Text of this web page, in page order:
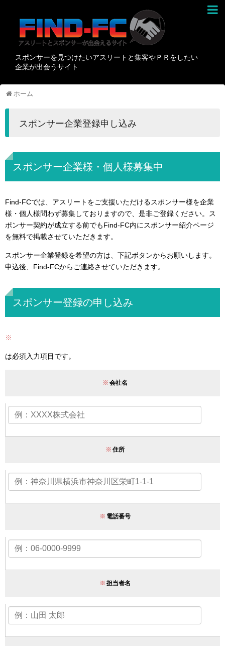
スポンサーを見つけたいアスリートと集客やＰＲをしたい
企業が出会うサイト
ホーム
スポンサー企業登録申し込み
スポンサー企業様・個人様募集中
Find-FCでは、アスリートをご支援いただけるスポンサー様を企業
様・個人様問わず募集しておりますので、是非ご登録ください。ス
ポンサー契約が成立する前でもFind-FC内にスポンサー紹介ページ
を無料で掲載させていただきます。
スポンサー企業登録を希望の方は、下記ボタンからお願いします。
申込後、Find-FCからご連絡させていただきます。
スポンサー登録の申し込み
※
は必須入力項目です。
※ 会社名
※ 住所
※ 電話番号
※ 担当者名